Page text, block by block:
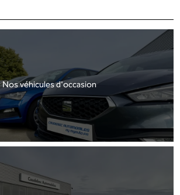
Nos véhicules d'occasion